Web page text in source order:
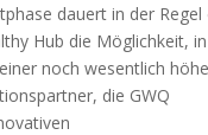
dauert in der Regel
Hub die Möglichkeit,
noch wesentlich
die GWQ